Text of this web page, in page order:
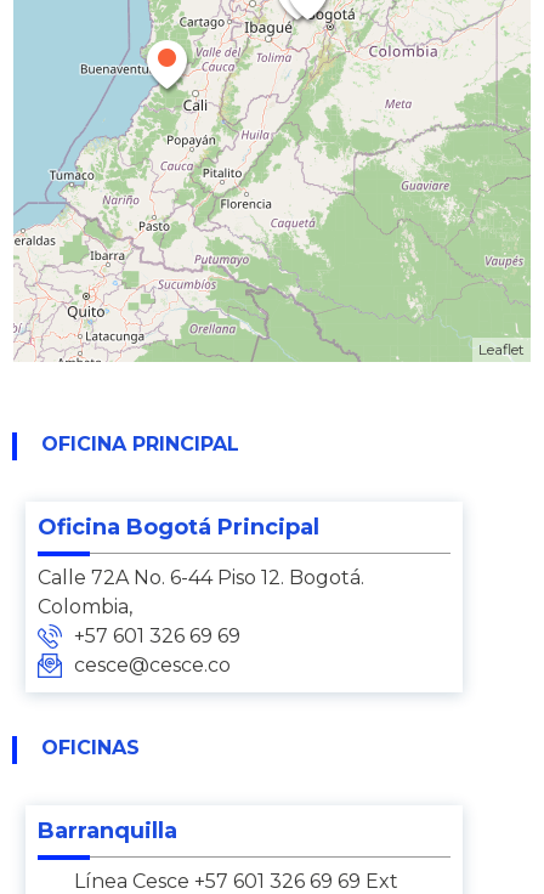
Leaflet
OFICINA PRINCIPAL
Oficina Bogotá Principal
Calle 72A No. 6-44 Piso 12. Bogotá.
Colombia,
+57 601 326 69 69
cesce@cesce.co
OFICINAS
Barranquilla
Línea Cesce +57 601 326 69 69 Ext